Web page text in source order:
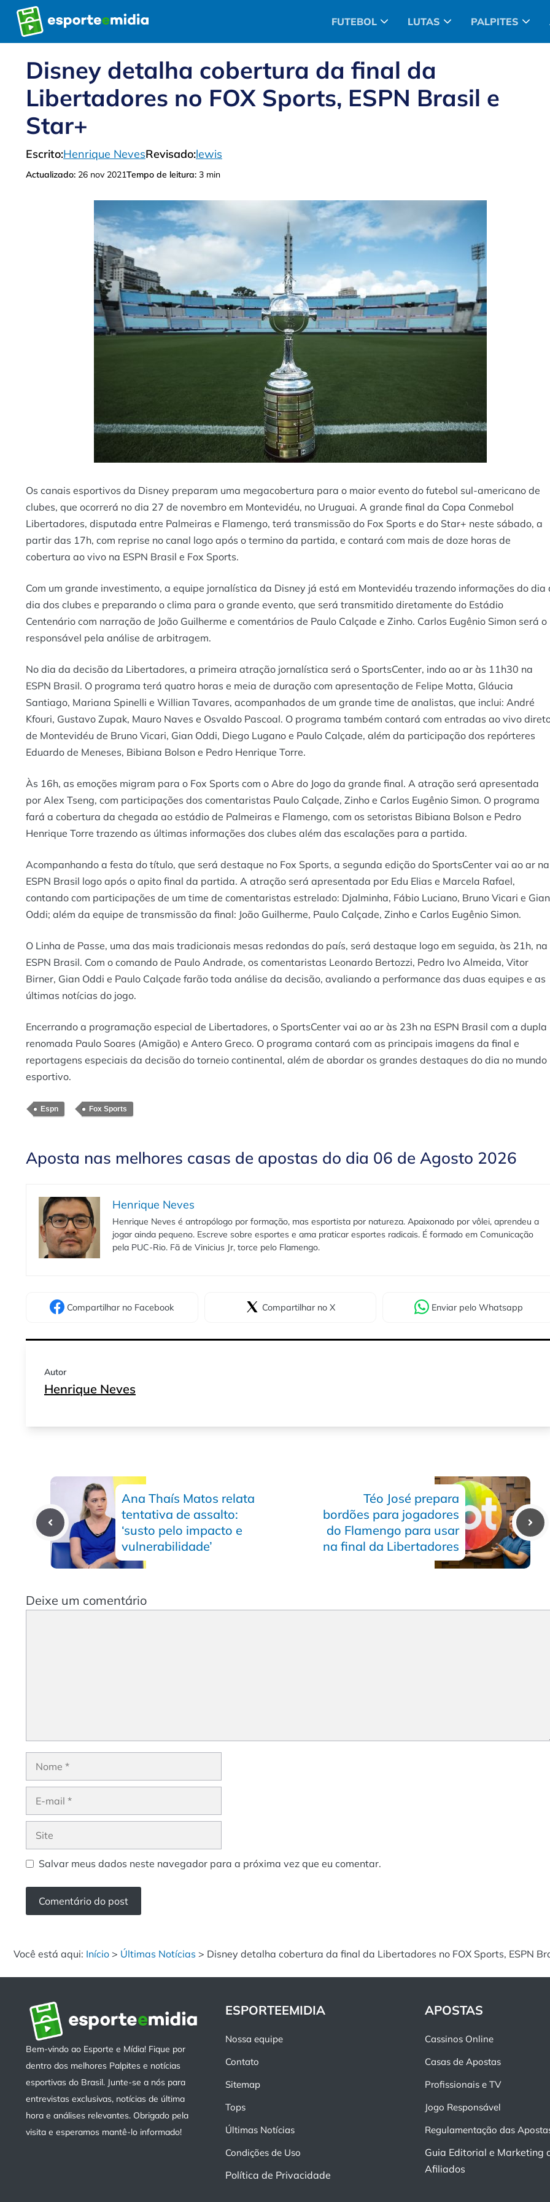
Pular
para
o
FUTEBOL LUTAS PALPITES
Disney detalha cobertura da final da
Libertadores no FOX Sports, ESPN Brasil e
Star+
Escrito:Henrique NevesRevisado:lewis
Actualizado: 26 nov 2021Tempo de leitura: 3 min
Os canais esportivos da Disney preparam uma megacobertura para o maior evento do futebol sul-americano de
clubes, que ocorrerá no dia 27 de novembro em Montevidéu, no Uruguai. A grande final da Copa Conmebol
Libertadores, disputada entre Palmeiras e Flamengo, terá transmissão do Fox Sports e do Star+ neste sábado, a
partir das 17h, com reprise no canal logo após o termino da partida, e contará com mais de doze horas de
cobertura ao vivo na ESPN Brasil e Fox Sports.
Com um grande investimento, a equipe jornalística da Disney já está em Montevidéu trazendo informações do dia
dia dos clubes e preparando o clima para o grande evento, que será transmitido diretamente do Estádio
Centenário com narração de João Guilherme e comentários de Paulo Calçade e Zinho. Carlos Eugênio Simon será o
responsável pela análise de arbitragem.
No dia da decisão da Libertadores, a primeira atração jornalística será o SportsCenter, indo ao ar às 11h30 na
ESPN Brasil. O programa terá quatro horas e meia de duração com apresentação de Felipe Motta, Gláucia
Santiago, Mariana Spinelli e Willian Tavares, acompanhados de um grande time de analistas, que inclui: André
Kfouri, Gustavo Zupak, Mauro Naves e Osvaldo Pascoal. O programa também contará com entradas ao vivo
de Montevidéu de Bruno Vicari, Gian Oddi, Diego Lugano e Paulo Calçade, além da participação dos repórteres
Eduardo de Meneses, Bibiana Bolson e Pedro Henrique Torre.
Às 16h, as emoções migram para o Fox Sports com o Abre do Jogo da grande final. A atração será apresentada
por Alex Tseng, com participações dos comentaristas Paulo Calçade, Zinho e Carlos Eugênio Simon. O programa
fará a cobertura da chegada ao estádio de Palmeiras e Flamengo, com os setoristas Bibiana Bolson e Pedro
Henrique Torre trazendo as últimas informações dos clubes além das escalações para a partida.
Acompanhando a festa do título, que será destaque no Fox Sports, a segunda edição do SportsCenter vai ao ar na
ESPN Brasil logo após o apito final da partida. A atração será apresentada por Edu Elias e Marcela Rafael,
contando com participações de um time de comentaristas estrelado: Djalminha, Fábio Luciano, Bruno Vicari e Gian
Oddi; além da equipe de transmissão da final: João Guilherme, Paulo Calçade, Zinho e Carlos Eugênio Simon.
O Linha de Passe, uma das mais tradicionais mesas redondas do país, será destaque logo em seguida, às 21h, na
ESPN Brasil. Com o comando de Paulo Andrade, os comentaristas Leonardo Bertozzi, Pedro Ivo Almeida, Vitor
Birner, Gian Oddi e Paulo Calçade farão toda análise da decisão, avaliando a performance das duas equipes e as
últimas notícias do jogo.
Encerrando a programação especial de Libertadores, o SportsCenter vai ao ar às 23h na ESPN Brasil com a dupla
renomada Paulo Soares (Amigão) e Antero Greco. O programa contará com as principais imagens da final e
reportagens especiais da decisão do torneio continental, além de abordar os grandes destaques do dia no mundo
esportivo.
Espn Fox Sports
Aposta nas melhores casas de apostas do dia 06 de Agosto 2026
Henrique Neves
Henrique Neves é antropólogo por formação, mas esportista por natureza. Apaixonado por vôlei, aprendeu a
jogar ainda pequeno. Escreve sobre esportes e ama praticar esportes radicais. É formado em Comunicação
pela PUC-Rio. Fã de Vinicius Jr, torce pelo Flamengo.
Compartilhar no Facebook Compartilhar no X Enviar pelo Whatsapp
Autor
Henrique Neves
Ana Thaís Matos relata
tentativa de assalto:
‘susto pelo impacto e
vulnerabilidade’
Téo José prepara
bordões para jogadores
do Flamengo para usar
na final da Libertadores
Deixe um comentário
Nome
Site
Salvar meus dados neste navegador para a próxima vez que eu comentar.
Você está aqui: Início > Últimas Notícias > Disney detalha cobertura da final da Libertadores no FOX Sports, ESPN
Bem-vindo ao Esporte e Mídia! Fique por
dentro dos melhores Palpites e notícias
esportivas do Brasil. Junte-se a nós para
entrevistas exclusivas, notícias de última
hora e análises relevantes. Obrigado pela
visita e esperamos mantê-lo informado!
ESPORTEEMIDIA
Nossa equipe
Contato
Sitemap
Tops
Últimas Notícias
Condições de Uso
Política de Privacidade
APOSTAS
Cassinos Online
Casas de Apostas
Profissionais e TV
Jogo Responsável
Regulamentação das
Guia Editorial e Marketing
Afiliados